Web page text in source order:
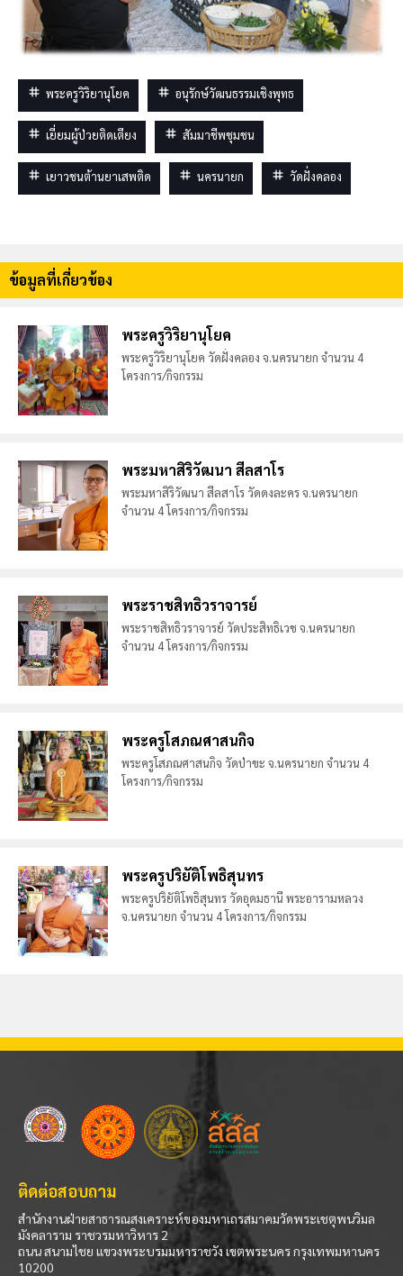
tag พระครูวิริยานุโยค tag อนุรักษ์วัฒนธรรมเชิงพุทธ
tag เยี่ยมผู้ป่วยติดเตียง tag สัมมาชีพชุมชน
tag เยาวชนต้านยาเสพติด tag นครนายก tag วัดฝั่งคลอง
ข้อมูลที่เกี่ยวข้อง
พระครูวิริยานุโยค
พระครูวิริยานุโยค วัดฝั่งคลอง จ.นครนายก จำนวน 4
โครงการ/กิจกรรม
พระมหาสิริวัฒนา สีลสาโร
พระมหาสิริวัฒนา สีลสาโร วัดดงละคร จ.นครนายก
จำนวน 4 โครงการ/กิจกรรม
พระราชสิทธิวราจารย์
พระราชสิทธิวราจารย์ วัดประสิทธิเวช จ.นครนายก
จำนวน 4 โครงการ/กิจกรรม
พระครูโสภณศาสนกิจ
พระครูโสภณศาสนกิจ วัดป่าขะ จ.นครนายก จำนวน 4
โครงการ/กิจกรรม
พระครูปริยัติโพธิสุนทร
พระครูปริยัติโพธิสุนทร วัดอุดมธานี พระอารามหลวง
จ.นครนายก จำนวน 4 โครงการ/กิจกรรม
ติดต่อสอบถาม
สำนักงานฝ่ายสาธารณสงเคราะห์ของมหาเถรสมาคมวัดพระเชตุพนวิมล
มังคลาราม ราชวรมหาวิหาร 2
ถนน สนามไชย แขวงพระบรมมหาราชวัง เขตพระนคร กรุงเทพมหานคร
10200